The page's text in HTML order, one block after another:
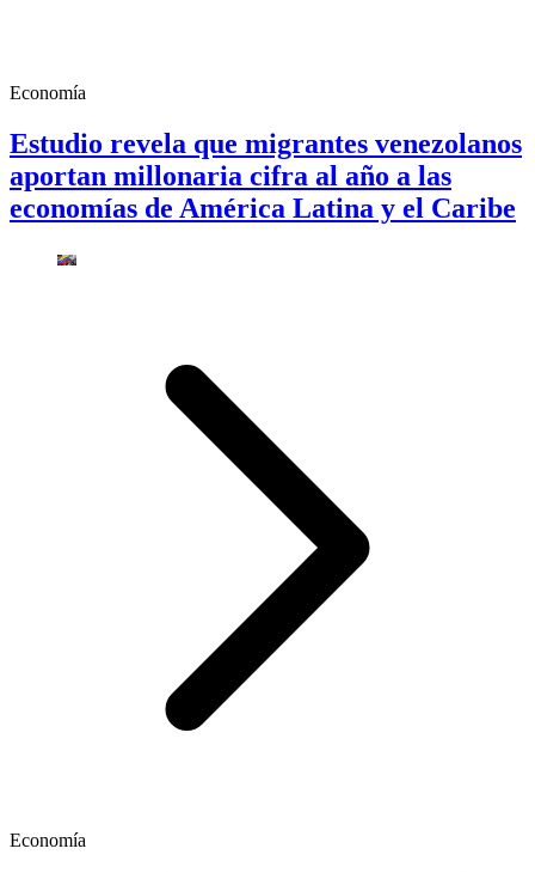
Economía
Estudio revela que migrantes venezolanos
aportan millonaria cifra al año a las
economías de América Latina y el Caribe
Economía